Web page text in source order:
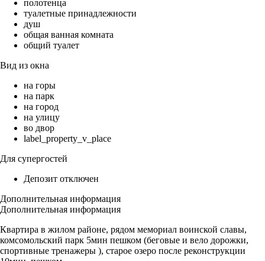
полотенца
туалетные принадлежности
душ
общая ванная комната
общий туалет
Вид из окна
на горы
на парк
на город
на улицу
во двор
label_property_v_place
Для супергостей
Депозит отключен
Дополнительная информация
Дополнительная информация
Квартира в жилом районе, рядом мемориал воинской славы,
комсомольский парк 5мин пешком (беговые и вело дорожки,
спортивные тренажеры ), старое озеро после реконструкции